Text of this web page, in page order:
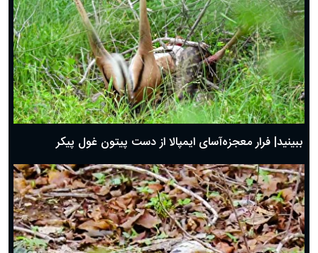
ببینید| فرار معجزه‌آسای ایمپالا از دست پیتون غول پیکر